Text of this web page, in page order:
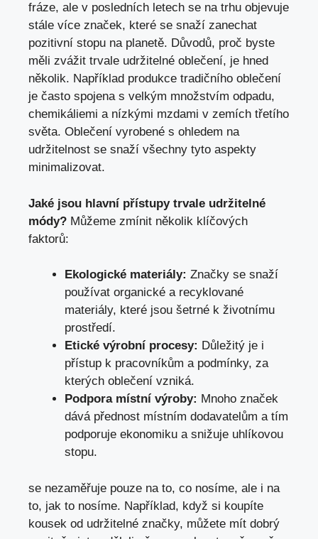
fráze, ale v posledních letech se na trhu objevuje
stále více značek, které se snaží zanechat
pozitivní stopu na planetě. Důvodů, proč byste
měli zvážit trvale udržitelné oblečení, je hned
několik. Například produkce tradičního oblečení
je často spojena s velkým množstvím odpadu,
chemikáliemi a nízkými mzdami v zemích třetího
světa. Oblečení vyrobené s ohledem na
udržitelnost se snaží všechny tyto aspekty
minimalizovat.
Jaké jsou hlavní přístupy trvale udržitelné
módy? Můžeme zmínit několik klíčových
faktorů:
Ekologické materiály: Značky se snaží
používat organické a recyklované
materiály, které jsou šetrné k životnímu
prostředí.
Etické výrobní procesy: Důležitý je i
přístup k pracovníkům a podmínky, za
kterých oblečení vzniká.
Podpora místní výroby: Mnoho značek
dává přednost místním dodavatelům a tím
podporuje ekonomiku a snižuje uhlíkovou
stopu.
se nezaměřuje pouze na to, co nosíme, ale i na
to, jak to nosíme. Například, když si koupíte
kousek od udržitelné značky, můžete mít dobrý